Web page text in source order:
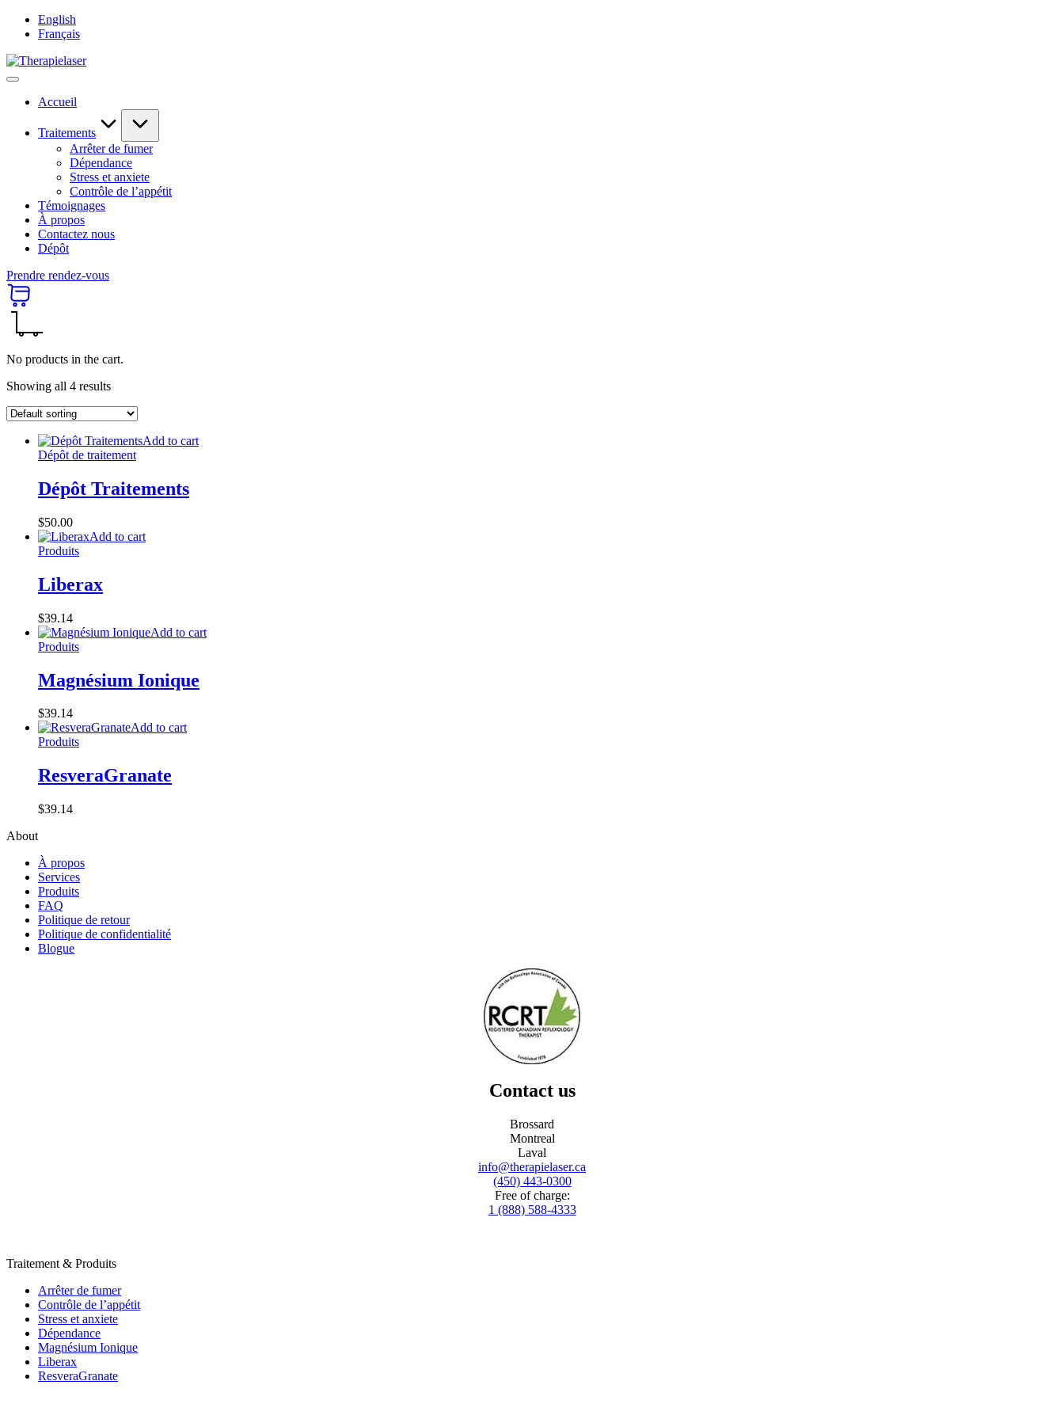
Skip
English
Français
Therapielaser
Accueil
Traitements
Arrêter de fumer
Dépendance
Stress et anxiete
Contrôle de l’appétit
Témoignages
À propos
Contactez nous
Dépôt
Prendre rendez-vous
No products in the cart.
Showing all 4 results
Add to cart
Dépôt de traitement
Dépôt Traitements
$50.00
Add to cart
Produits
Liberax
$39.14
Add to cart
Produits
Magnésium Ionique
$39.14
Add to cart
Produits
ResveraGranate
$39.14
About
À propos
Services
Produits
FAQ
Politique de retour
Politique de confidentialité
Blogue
Contact us
Brossard
Montreal
Laval
info@therapielaser.ca
(450) 443-0300
Free of charge:
1 (888) 588-4333
Traitement & Produits
Arrêter de fumer
Contrôle de l’appétit
Stress et anxiete
Dépendance
Magnésium Ionique
Liberax
ResveraGranate